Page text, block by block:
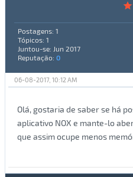
Postagens: 1
Tópicos: 1
Juntou-se: Jun 2017
Reputação: 0
06-08-2017, 10:12 AM
Olá, gostaria de saber se há
aplicativo NOX e mante-lo
que assim ocupe menos